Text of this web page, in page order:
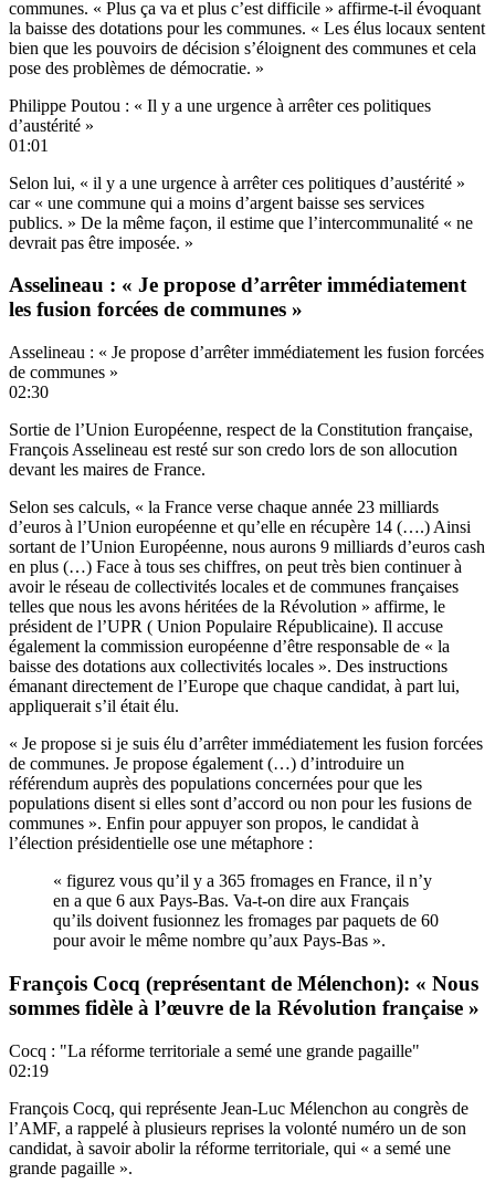
communes. « Plus ça va et plus c’est difficile » affirme-t-il évoquant
la baisse des dotations pour les communes. « Les élus locaux sentent
bien que les pouvoirs de décision s’éloignent des communes et cela
pose des problèmes de démocratie. »
Philippe Poutou : « Il y a une urgence à arrêter ces politiques
d’austérité »
01:01
Selon lui, « il y a une urgence à arrêter ces politiques d’austérité »
car « une commune qui a moins d’argent baisse ses services
publics. » De la même façon, il estime que l’intercommunalité « ne
devrait pas être imposée. »
Asselineau : « Je propose d’arrêter immédiatement
les fusion forcées de communes »
Asselineau : « Je propose d’arrêter immédiatement les fusion forcées
de communes »
02:30
Sortie de l’Union Européenne, respect de la Constitution française,
François Asselineau est resté sur son credo lors de son allocution
devant les maires de France.
Selon ses calculs, « la France verse chaque année 23 milliards
d’euros à l’Union européenne et qu’elle en récupère 14 (….) Ainsi
sortant de l’Union Européenne, nous aurons 9 milliards d’euros cash
en plus (…) Face à tous ses chiffres, on peut très bien continuer à
avoir le réseau de collectivités locales et de communes françaises
telles que nous les avons héritées de la Révolution » affirme, le
président de l’UPR ( Union Populaire Républicaine). Il accuse
également la commission européenne d’être responsable de « la
baisse des dotations aux collectivités locales ». Des instructions
émanant directement de l’Europe que chaque candidat, à part lui,
appliquerait s’il était élu.
« Je propose si je suis élu d’arrêter immédiatement les fusion forcées
de communes. Je propose également (…) d’introduire un
référendum auprès des populations concernées pour que les
populations disent si elles sont d’accord ou non pour les fusions de
communes ». Enfin pour appuyer son propos, le candidat à
l’élection présidentielle ose une métaphore :
« figurez vous qu’il y a 365 fromages en France, il n’y
en a que 6 aux Pays-Bas. Va-t-on dire aux Français
qu’ils doivent fusionnez les fromages par paquets de 60
pour avoir le même nombre qu’aux Pays-Bas ».
François Cocq (représentant de Mélenchon): « Nous
sommes fidèle à l’œuvre de la Révolution française »
Cocq : "La réforme territoriale a semé une grande pagaille"
02:19
François Cocq, qui représente Jean-Luc Mélenchon au congrès de
l’AMF, a rappelé à plusieurs reprises la volonté numéro un de son
candidat, à savoir abolir la réforme territoriale, qui « a semé une
grande pagaille ».